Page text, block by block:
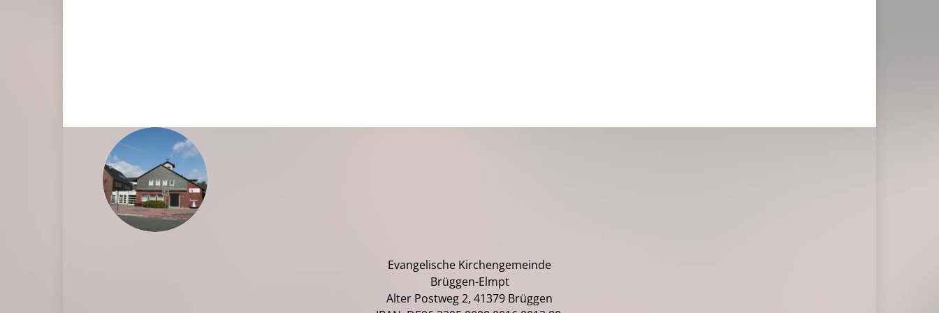
Evangelische Kirchengemeinde
Brüggen-Elmpt
Alter Postweg 2, 41379 Brüggen